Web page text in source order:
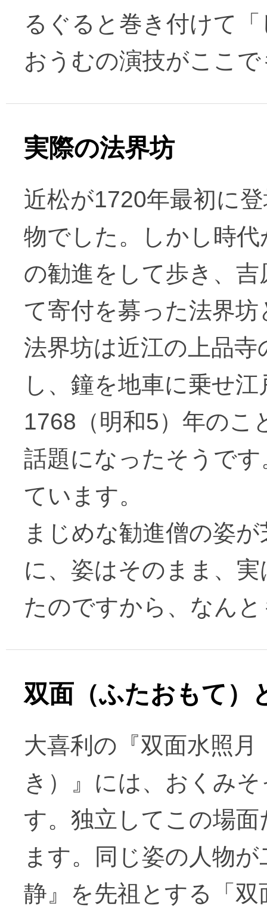
るぐると巻き付けて
おうむの演技がここ
実際の法界坊
近松が1720年最初に
物でした。しかし時
の勧進をして歩き、
て寄付を募った法界
法界坊は近江の上品
し、鐘を地車に乗せ
1768（明和5）年のこ
話題になったそうで
ています。
まじめな勧進僧の姿
に、姿はそのまま、
たのですから、なん
双面（ふたおもて）
大喜利の『双面水照
き）』には、おくみ
す。独立してこの場
ます。同じ姿の人物
静』を先祖とする「